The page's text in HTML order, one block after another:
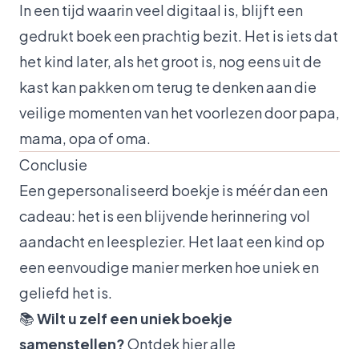
In een tijd waarin veel digitaal is, blijft een
gedrukt boek een prachtig bezit. Het is iets dat
het kind later, als het groot is, nog eens uit de
kast kan pakken om terug te denken aan die
veilige momenten van het voorlezen door papa,
mama, opa of oma.
Conclusie
Een gepersonaliseerd boekje is méér dan een
cadeau: het is een blijvende herinnering vol
aandacht en leesplezier. Het laat een kind op
een eenvoudige manier merken hoe uniek en
geliefd het is.
📚Wilt u zelf een uniek boekje
samenstellen?Ontdek hier alle